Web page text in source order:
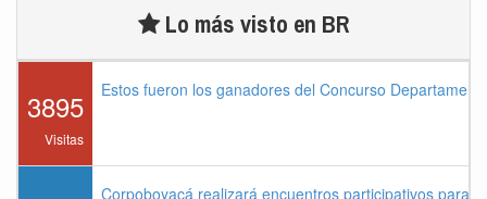
Lo más visto en BR
3895
Visitas
Estos fueron los ganadores del Concurso
Corpoboyacá realizará encuentros participativos para